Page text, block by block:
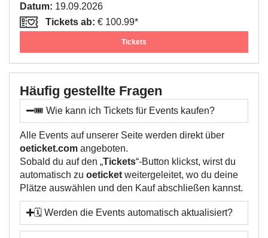
Datum: 19.09.2026
Tickets ab: € 100.99*
Tickets
Häufig gestellte Fragen
🎟️ Wie kann ich Tickets für Events kaufen?
Alle Events auf unserer Seite werden direkt über
oeticket.com angeboten.
Sobald du auf den „Tickets“-Button klickst, wirst du
automatisch zu oeticket weitergeleitet, wo du deine
Plätze auswählen und den Kauf abschließen kannst.
🗓️ Werden die Events automatisch aktualisiert?